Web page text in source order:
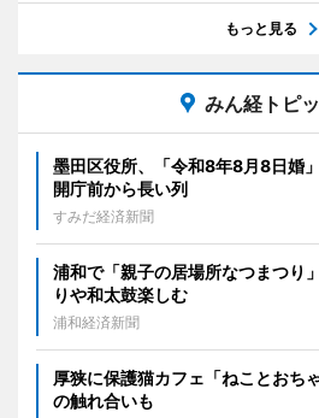
もっと見る
みん経トピ
墨田区役所、「令和8年8月8日婚
開庁前から長い列
すみだ経済新聞
浦和で「親子の居場所なつまつ
りや和太鼓楽しむ
浦和経済新聞
厚狭に保護猫カフェ「ねことお
の触れ合いも